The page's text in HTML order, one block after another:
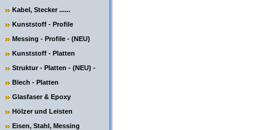
Kabel, Stecker ......
Kunststoff - Profile
Messing - Profile - (NEU)
Kunststoff - Platten
Struktur - Platten - (NEU) -
Blech - Platten
Glasfaser & Epoxy
Hölzer und Leisten
Eisen, Stahl, Messing